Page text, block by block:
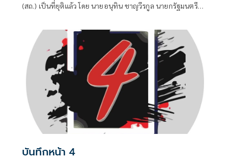
(สถ.) เป็นที่ยุติแล้ว โดย นายอนุทิน ชาญวีรกูล นายกรัฐมนตรี
อย่างที่ควรทำหมดแล้ว จบแล้ว
บันทึกหน้า 4